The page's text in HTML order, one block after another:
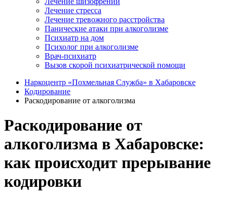
Лечение стресса
Лечение тревожного расстройства
Панические атаки при алкоголизме
Психиатр на дом
Психолог при алкоголизме
Врач-психиатр
Вызов скорой психиатрической помощи
Наркоцентр «Похмельная Служба» в Хабаровске
Кодирование
Раскодирование от алкоголизма
Раскодирование от
алкоголизма в Хабаровске:
как происходит прерывание
кодировки